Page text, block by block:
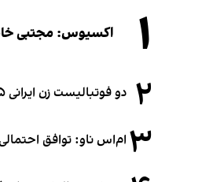
۱ اکسیوس: مجتبی
۲ دو فوتبالیست زن ایرانی ۵ ماه پس از پناهندگی، شهروند استرالیا شدند
۳ ام‌اس ناو: توافق